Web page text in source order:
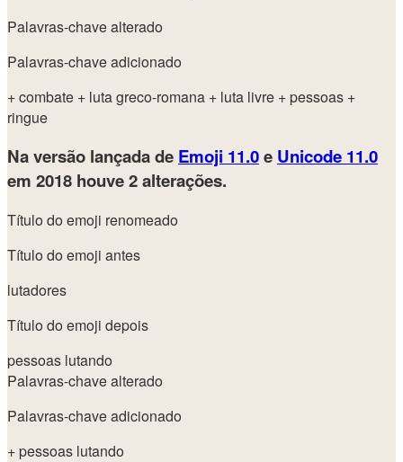
Palavras-chave alterado
Palavras-chave adicionado
+ combate + luta greco-romana + luta livre + pessoas +
ringue
Na versão lançada de Emoji 11.0e Unicode 11.0
em 2018 houve 2 alterações.
Título do emoji renomeado
Título do emoji antes
lutadores
Título do emoji depois
pessoas lutando
Palavras-chave alterado
Palavras-chave adicionado
+ pessoas lutando